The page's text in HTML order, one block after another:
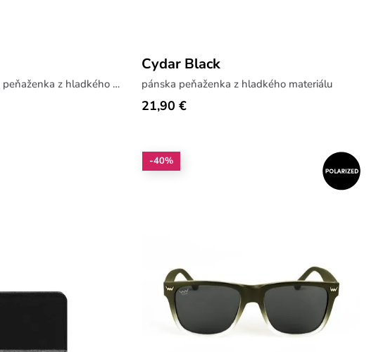
jednoduchá pánska peňaženka z hladkého materiálu
Cydar Black
pánska peňaženka z hladkého materiálu
21,90 €
-40%